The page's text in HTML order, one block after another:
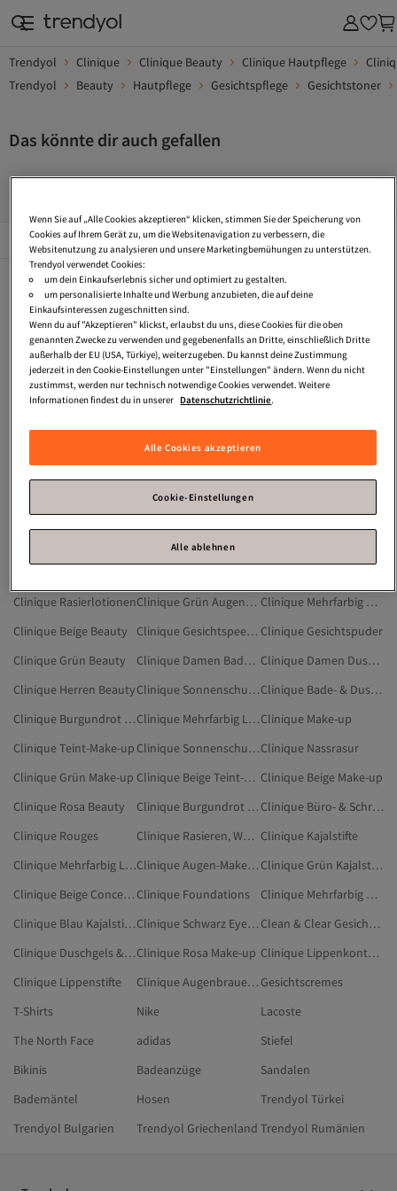
Trendyol Clinique Clinique Beauty Clinique Hautpflege
Trendyol
Beauty Hautpflege Gesichtspflege Gesichtstoner
Das könnte dir auch gefallen
Beliebte Seiten Alles Sehen
Gesichtscreme Empfindliche Haut Gesichtscreme Mit Lsf 30
Ölfreie Gesichtscreme
Gesichtsreinigung Poren
Gesichtspeeling Gegen Mitesser Koreanische Kosmetik
Aufpolsternde Augencreme
Kosmetische Fusspflege Gesichtsreinigung Seife
Gesichtsreinigung Ohne Alkohol
Gesichtsmaske Mischhaut
Nachtcreme Mischhaut
Nicht Komedogene Sonnencreme
Sonnencreme Für Empfindliche Haut
Sonnencreme Ohne Alkohol
Clinique Blau Beauty
Clinique Mehrfarbig Make-up Clinique Blau Make-up
Clinique Hautpflege-Sets Clinique Klebstoff
Clinique Rasierschaum Und -gel
Clinique Rasierlotionen
Clinique Grün Augen-Make-up
Clinique Mehrfarbig Gesichtspuder
Clinique Beige Beauty
Clinique Gesichtspeeling Clinique Gesichtspuder
Clinique Grün Beauty
Clinique Damen Bade- & Duschprodukte
Clinique Damen Duschgels & Cremes
Clinique Herren Beauty
Clinique Sonnenschutzmittel
Clinique Bade- & Duschprodukte
Clinique Burgundrot Beauty
Clinique Mehrfarbig LidschattenClinique Make-up
Clinique Teint-Make-up
Clinique SonnenschutzpflegeClinique Nassrasur
Clinique Grün Make-up
Clinique Beige Teint-Make-up Clinique Beige Make-up
Clinique Rosa Beauty
Clinique Burgundrot Make-up
Clinique Büro- & Schreibwaren
Clinique Rouges
Clinique Rasieren, Wachsen, Haarentfernung Clinique Kajalstifte
Clinique Mehrfarbig Lippen-Make-up
Clinique Augen-Make-up-Entferner
Clinique Grün Kajalstifte
Clinique Beige Concealer & Korrektoren Clinique Foundations
Clinique Mehrfarbig Concealer & Korrektoren
Clinique Blau Kajalstifte
Clinique Schwarz Eyeliner
Clean & Clear Gesichtstoner
Clinique Duschgels & CremesClinique Rosa Make-up
Clinique Lippenkonturenstifte
Clinique Lippenstifte
Clinique Augenbrauenstifte & Augenbrauenpuder Gesichtscremes
T-Shirts
Nike
Lacoste
The North Face
adidas
Stiefel
Bikinis
Badeanzüge
Sandalen
Bademäntel
Hosen
Trendyol Türkei
Trendyol Bulgarien
Trendyol Griechenland Trendyol Rumänien
Wenn Sie auf „Alle Cookies akzeptieren“ klicken, stimmen Sie der Speicherung von
Cookies auf Ihrem Gerät zu, um die Websitenavigation zu verbessern, die
Websitenutzung zu analysieren und unsere Marketingbemühungen zu unterstützen.
Trendyol verwendet Cookies:
um dein Einkaufserlebnis sicher und optimiert zu gestalten.
um personalisierte Inhalte und Werbung anzubieten, die auf deine
Einkaufsinteressen zugeschnitten sind.
Wenn du auf "Akzeptieren" klickst, erlaubst du uns, diese Cookies für die oben
genannten Zwecke zu verwenden und gegebenenfalls an Dritte, einschließlich Dritte
außerhalb der EU (USA, Türkiye), weiterzugeben. Du kannst deine Zustimmung
jederzeit in den Cookie-Einstellungen unter "Einstellungen" ändern. Wenn du nicht
zustimmst, werden nur technisch notwendige Cookies verwendet. Weitere
Informationen findest du in unserer Datenschutzrichtlinie.
Alle Cookies akzeptieren
Cookie-Einstellungen
Alle ablehnen